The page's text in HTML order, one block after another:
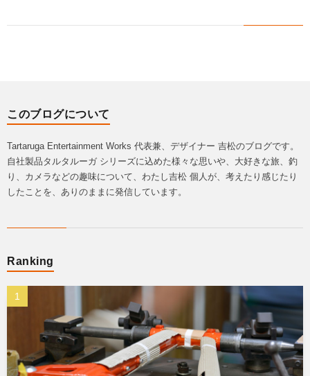
このブログについて
Tartaruga Entertainment Works 代表兼、デザイナー 吉松のブログです。
自社製品タルタルーガ シリーズに込めた様々な思いや、大好きな旅、釣
り、カメラなどの趣味について、わたし吉松 個人が、考えたり感じたり
したことを、ありのままに発信しています。
Ranking